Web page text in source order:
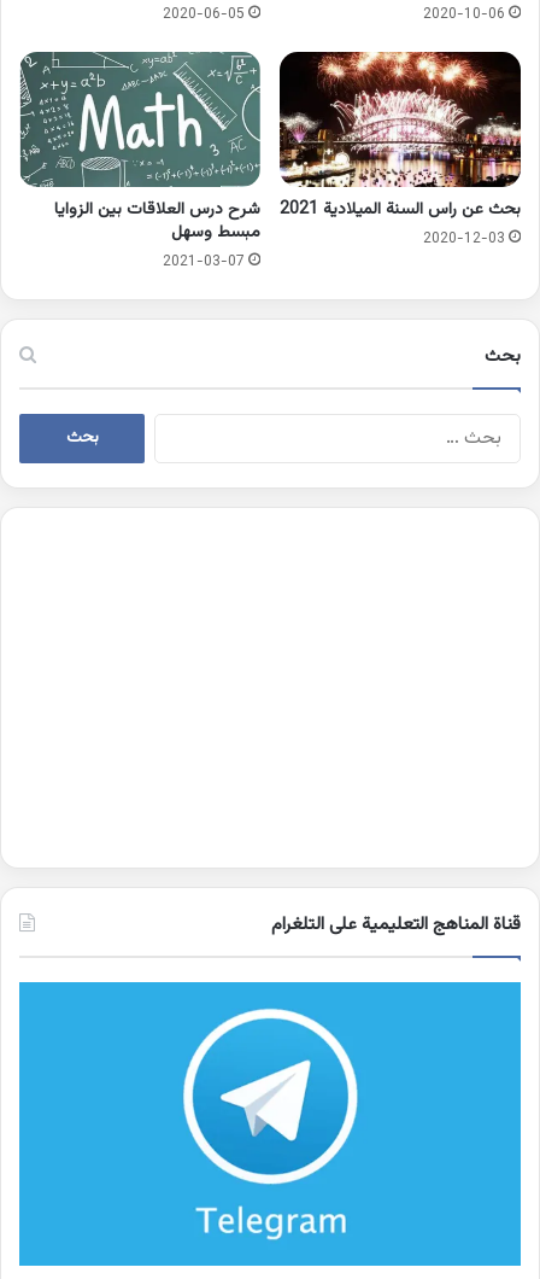
2020-10-06
2020-06-05
بحث عن راس السنة الميلادية 2021
2020-12-03
شرح درس العلاقات بين الزوايا
مبسط وسهل
2021-03-07
بحث
البحث
قناة المناهج التعليمية على التلغرام